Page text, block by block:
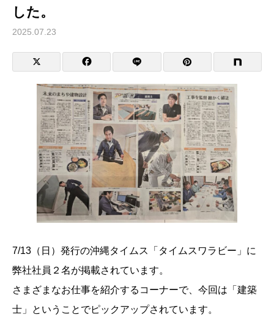
した。
2025.07.23
7/13（日）発行の沖縄タイムス「タイムスワラビー」に
弊社社員２名が掲載されています。
さまざまなお仕事を紹介するコーナーで、今回は「建築
士」ということでピックアップされています。